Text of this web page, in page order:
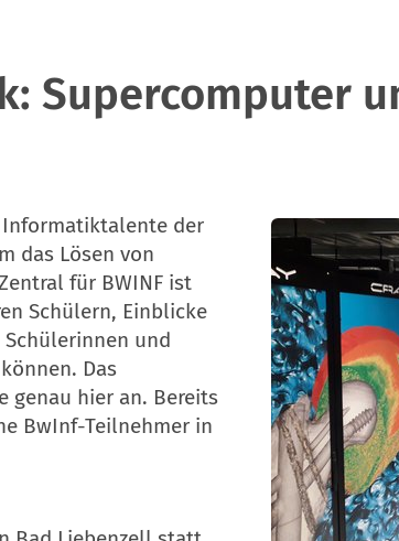
Supercomputer
der
das Lösen von
für BWINF ist
Schülern, Einblicke
und
Das
genau hier an. Bereits
BwInf-Teilnehmer in